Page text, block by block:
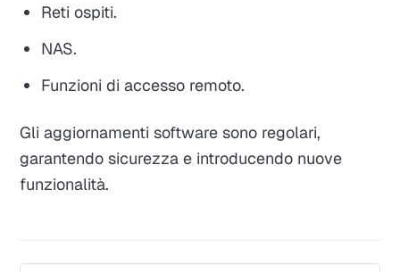
Reti ospiti.
NAS.
Funzioni di accesso remoto.
Gli aggiornamenti software sono regolari,
garantendo sicurezza e introducendo nuove
funzionalità.